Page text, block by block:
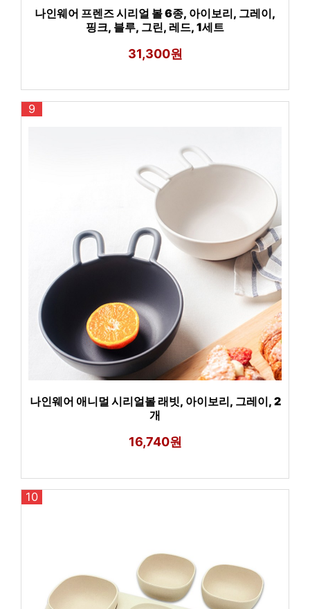
나인웨어 프렌즈 시리얼 볼 6종, 아이보리, 그레이,
핑크, 블루, 그린, 레드, 1세트
31,300원
9
나인웨어 애니멀 시리얼볼 래빗, 아이보리, 그레이, 2
개
16,740원
10